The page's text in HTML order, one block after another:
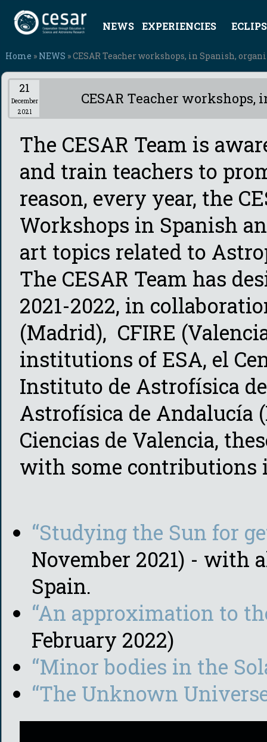
NEWS EXPERIENCIES
Home » NEWS » CESAR Teacher workshops, in Spanish,
21
December
2021
CESAR Teacher workshops,
The CESAR Team is
and train teachers to
reason, every year, the
Workshops in Spanish
art topics related to
The CESAR Team has
2021-2022, in
(Madrid), CFIRE
institutions of ESA, el
Instituto de Astrofísica
Astrofísica de Andalucía
Ciencias de Valencia,
with some contributions
“Studying the Sun for
November 2021) - with
Spain.
“An approximation to
February 2022)
“Minor bodies in the
“The Unknown